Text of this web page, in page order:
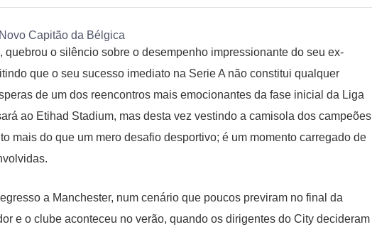
o silêncio sobre o desempenho impressionante do seu ex-
que o seu sucesso imediato na Serie A não constitui qualquer
de um dos reencontros mais emocionantes da fase inicial da Liga
ao Etihad Stadium, mas desta vez vestindo a camisola dos campeões
mais do que um mero desafio desportivo; é um momento carregado de
a Manchester, num cenário que poucos previram no final da
e o clube aconteceu no verão, quando os dirigentes do City decideram